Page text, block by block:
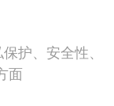
护、安全性、
面